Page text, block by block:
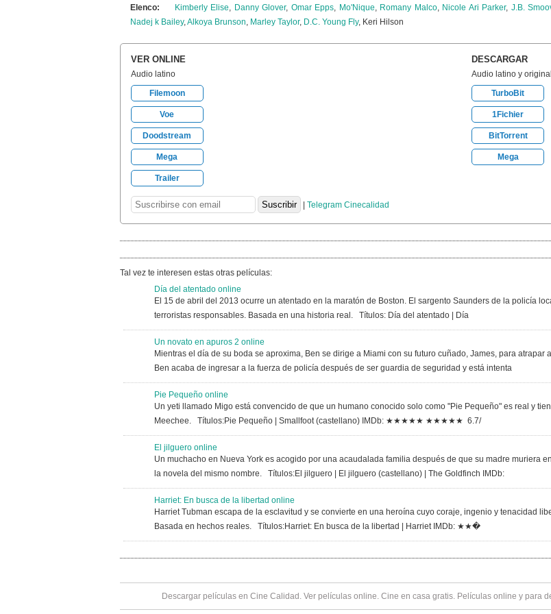
Elenco:
Kimberly Elise, Danny Glover, Omar Epps, Mo'Nique, Romany Malco, Nicole Ari Parker, J.B.
Nadej k Bailey,Alkoya Brunson, Marley Taylor, D.C. Young Fly, Keri Hilson
VER ONLINE
Audio latino
Filemoon
Voe
Doodstream
Mega
Trailer
DESCARGAR
Audio latino y
TurboBit
1Fichier
BitTorrent
Mega
Telegram Cinecalidad
Tal vez te interesen estas otras películas:
Día del atentado online
El 15 de abril del 2013 ocurre un atentado en la maratón de Boston. El sargento Saunders de la policía
terroristas responsables. Basada en una historia real. Títulos: Día del atentado | Día
Un novato en apuros 2 online
Mientras el día de su boda se aproxima, Ben se dirige a Miami con su futuro cuñado, James, para
Ben acaba de ingresar a la fuerza de policía después de ser guardia de seguridad y está intenta
Pie Pequeño online
Un yeti llamado Migo está convencido de que un humano conocido solo como "Pie Pequeño" es real y
Meechee. Títulos:Pie Pequeño | Smallfoot (castellano) IMDb: ★★★★★ ★★★★★ 6.7/
El jilguero online
Un muchacho en Nueva York es acogido por una acaudalada familia después de que su madre muriera
la novela del mismo nombre. Títulos:El jilguero | El jilguero (castellano) | The Goldfinch IMDb:
Harriet: En busca de la libertad online
Harriet Tubman escapa de la esclavitud y se convierte en una heroína cuyo coraje, ingenio y tenacidad
Basada en hechos reales. Títulos:Harriet: En busca de la libertad | Harriet IMDb: ★★�
Descargar películas en Cine Calidad. Ver películas online. Cine en casa gratis. Películas online y para